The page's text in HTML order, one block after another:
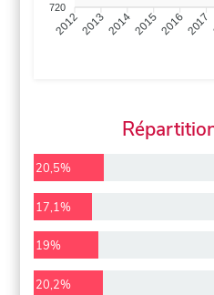
720
201220132014201520162017
20,5%
17,1%
19%
20,2%